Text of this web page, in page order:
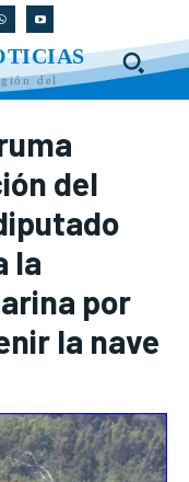
del
del
la
por
la nave